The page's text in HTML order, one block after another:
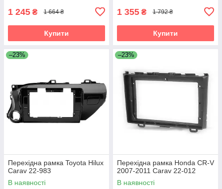
1 245 ₴ 1 664 ₴
Купити
1 355 ₴ 1 792 ₴
Купити
–23%
Перехідна рамка Toyota Hilux
Carav 22-983
В наявності
–23%
Перехідна рамка Honda CR-V
2007-2011 Carav 22-012
В наявності